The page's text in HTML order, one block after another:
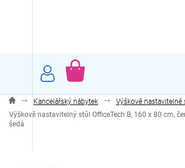
NÁKUPNÍ
Kancelářský nábytek
Výškově nastavitelné
Výškově nastavitelný stůl OfficeTech B, 160 x 80 cm,
šedá